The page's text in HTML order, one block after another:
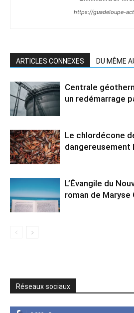
https://guadeloupe-
ARTICLES CONNEXES DU MÊME
Centrale
un redémarrage
Le chlordécone
dangereusement
L’Évangile du
roman de Maryse
Réseaux sociaux